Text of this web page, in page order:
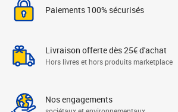
Paiements 100% sécurisés
Livraison offerte dès 25€ d'achat
Hors livres et hors produits marketplace
Nos engagements